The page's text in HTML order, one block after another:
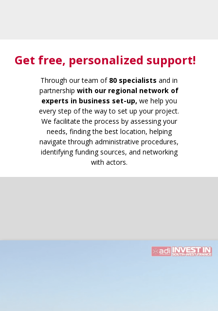
Get free, personalized support!
Through our team of 80 specialists and in
partnership with our regional network of
experts in business set-up, we help you
every step of the way to set up your project.
We facilitate the process by assessing your
needs, finding the best location, helping
navigate through administrative procedures,
identifying funding sources, and networking
with actors.